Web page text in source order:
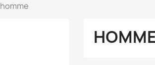
homme